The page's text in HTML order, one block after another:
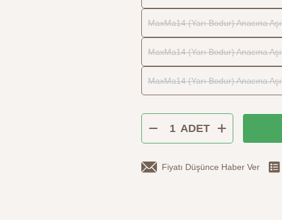
MaxMa14 (Yarı Bodur) Anacına
MaxMa14 (Yarı Bodur) Anacına
MaxMa14 (Yarı Bodur) Anacına
ADET
Fiyatı Düşünce Haber Ver